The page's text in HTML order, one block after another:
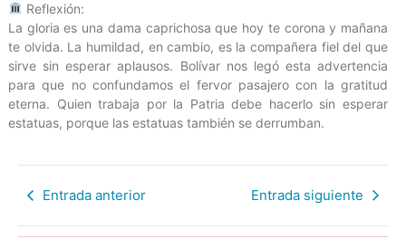
Reflexión:
La gloria es una dama caprichosa que hoy te corona y mañana
te olvida. La humildad, en cambio, es la compañera fiel del que
sirve sin esperar aplausos. Bolívar nos legó esta advertencia
para que no confundamos el fervor pasajero con la gratitud
eterna. Quien trabaja por la Patria debe hacerlo sin esperar
estatuas, porque las estatuas también se derrumban.
Entrada anterior Entrada siguiente